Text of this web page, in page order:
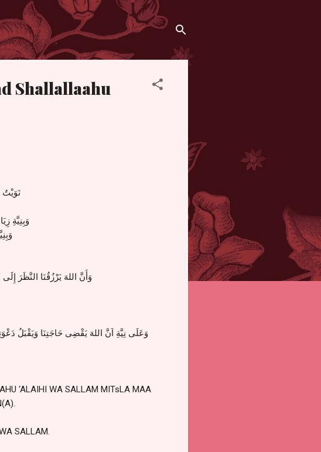
Shallallaahu
نَوَيْتُ
وَبِنِيَّةِ
وَأَنَّ اللهَ يَرْزُقُنَا النَّظَرَ
وَعَلَى نِيَّةِ اَنَّ اللهَ يَقْضِى حَاجَتِنَا وَيَقْبَلُ
‘ALAIHI WA SALLAM MITsLA MAA
SALLAM.